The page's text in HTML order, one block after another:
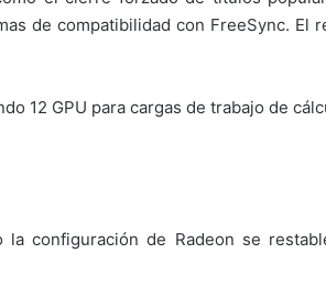
de compatibilidad con FreeSync. El
12 GPU para cargas de trabajo de
configuración de Radeon se